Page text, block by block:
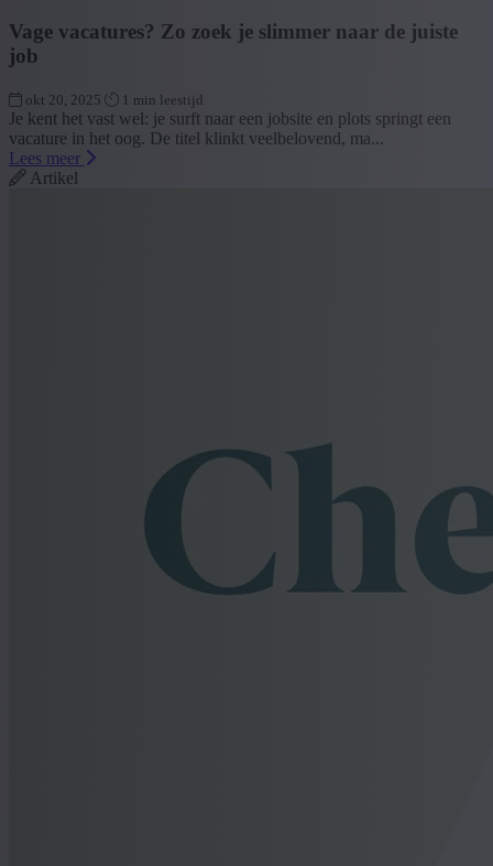
Vage vacatures? Zo zoek je slimmer naar de juiste
job
okt 20, 2025 1 min leestijd
Je kent het vast wel: je surft naar een jobsite en plots springt een
vacature in het oog. De titel klinkt veelbelovend, ma...
Lees meer
Artikel